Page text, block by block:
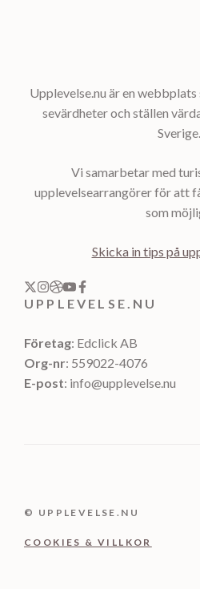
Upplevelse.nu är en
sevärdheter och ställen
Sverige.
Vi samarbetar med
upplevelsearrangörer för att
som
Skicka in tips på
UPPLEVELSE.NU
Företag: Edclick AB
Org-nr: 559022-4076
E-post: info@upplevelse.nu
© UPPLEVELSE.NU
COOKIES & VILLKOR